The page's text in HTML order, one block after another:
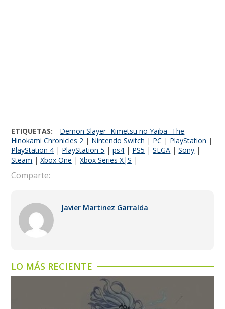
ETIQUETAS:
Demon Slayer -Kimetsu no Yaiba- The
Hinokami Chronicles 2 | Nintendo Switch | PC | PlayStation |
PlayStation 4 | PlayStation 5 |ps4 | PS5 |SEGA |Sony |
Steam |Xbox One |Xbox Series X|S |
Comparte:
Javier Martinez Garralda
LO MÁS RECIENTE